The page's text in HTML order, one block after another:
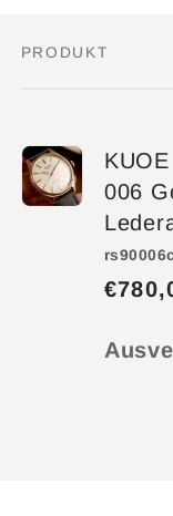
Dein
PRODUKT
006
Anzahl